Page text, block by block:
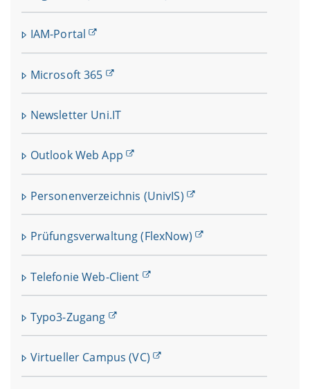
IAM-Portal
Microsoft 365
Newsletter Uni.IT
Outlook Web App
Personenverzeichnis (UnivIS)
Prüfungsverwaltung (FlexNow)
Telefonie Web-Client
Typo3-Zugang
Virtueller Campus (VC)